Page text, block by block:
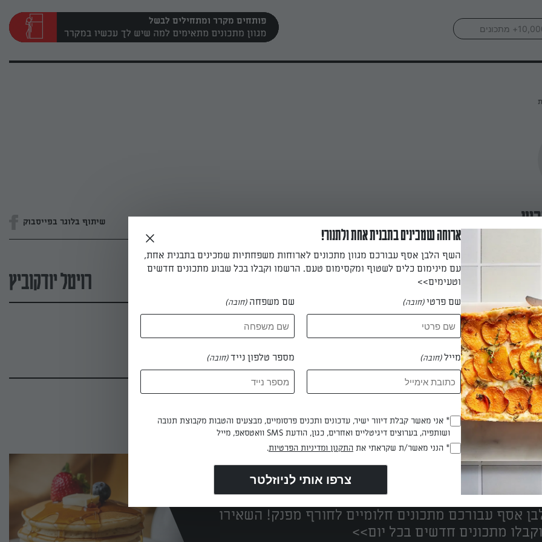
פותחים מקרר ומתחילים לבשל
שיתוף בלוגר בפייסבוק
רויטל יודקוביץ
רויטל יודקוביץ
הכי טעימים במקום אחד!
אסף עבורכם מתכונים חלומיים לחורף מפנק! השאירו
מתכונים חדשים בכל יום>>
ארוחה שמכינים בתבנית אחת ולתנור!
השף הלבן אסף עבורכם מגוון מתכונים לארוחות משפחתיות שמכינים בתבנית אחת,
עם מינימום כלים לשטוף ומקסימום טעם. הרשמו וקבלו בכל שבוע מתכונים חדשים
וטעימים>>
שם פרטי(חובה) שם משפחה (חובה)
מייל(חובה) מספר טלפון נייד(חובה)
(חובה)
* אני מאשר קבלת דיוור ישיר, עדכונים ותכנים פרסומיים, מבצעים והטבות מקבוצת תנובה
ושותפיה, בערוצים דיגיטליים ואחרים, כגון, הודעת SMS וואטסאפ, מייל
(חובה)
* הנני מאשר/ת שקראתי את התקנון ומדיניות הפרטיות.